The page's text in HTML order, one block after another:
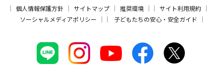
個人情報保護方針 サイトマップ 推奨環境
サイト利用規約
ソーシャルメディアポリシー
子どもたちの安心・安全ガイド